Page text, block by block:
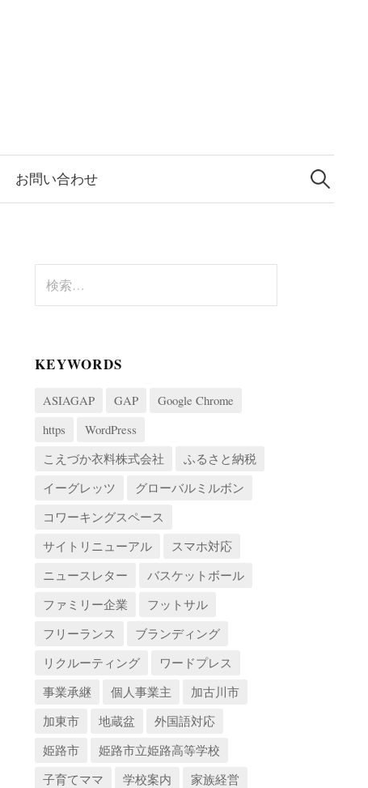
お問い合わせ
検
索:
索:
KEYWORDS
ASIAGAP GAP
Google Chrome
https
WordPress
こえづか衣料株式会社
ふるさと納税
イーグレッツ
グローバルミルボン
コワーキングスペース
サイトリニューアル
スマホ対応
ニュースレター
バスケットボール
ファミリー企業
フットサル
フリーランス
ブランディング
リクルーティング
ワードプレス
事業承継
個人事業主
加古川市
加東市
地蔵盆
外国語対応
姫路市
姫路市立姫路高等学校
子育てママ
学校案内
家族経営